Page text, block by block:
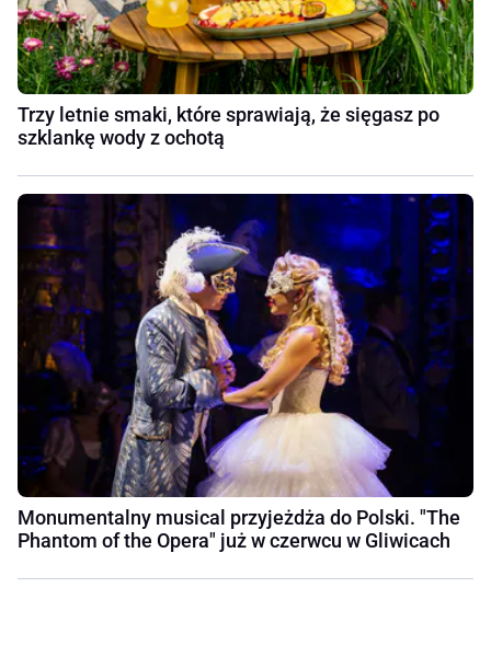
Trzy letnie smaki, które sprawiają, że sięgasz po
szklankę wody z ochotą
Monumentalny musical przyjeżdża do Polski. "The
Phantom of the Opera" już w czerwcu w Gliwicach